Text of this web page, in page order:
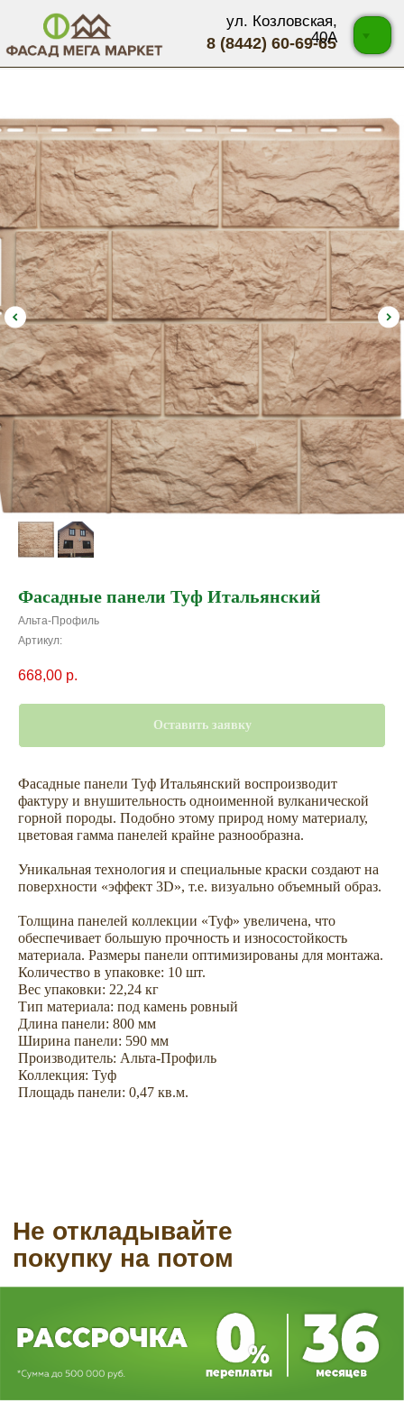
8 (8442) 60-69-65
ул. Козловская,
40А
Фасадные панели Туф Итальянский
Альта-Профиль
Артикул:
668,00 р.
Оставить заявку
Фасадные панели Туф Итальянский воспроизводит
фактуру и внушительность одноименной вулканической
горной породы. Подобно этому природ ному материалу,
цветовая гамма панелей крайне разнообразна.
Уникальная технология и специальные краски создают на
поверхности «эффект 3D», т.е. визуально объемный образ.
Толщина панелей коллекции «Туф» увеличена, что
обеспечивает большую прочность и износостойкость
материала. Размеры панели оптимизированы для монтажа.
Количество в упаковке: 10 шт.
Вес упаковки: 22,24 кг
Тип материала: под камень ровный
Длина панели: 800 мм
Ширина панели: 590 мм
Производитель: Альта-Профиль
Коллекция: Туф
Площадь панели: 0,47 кв.м.
Не откладывайте
покупку на потом